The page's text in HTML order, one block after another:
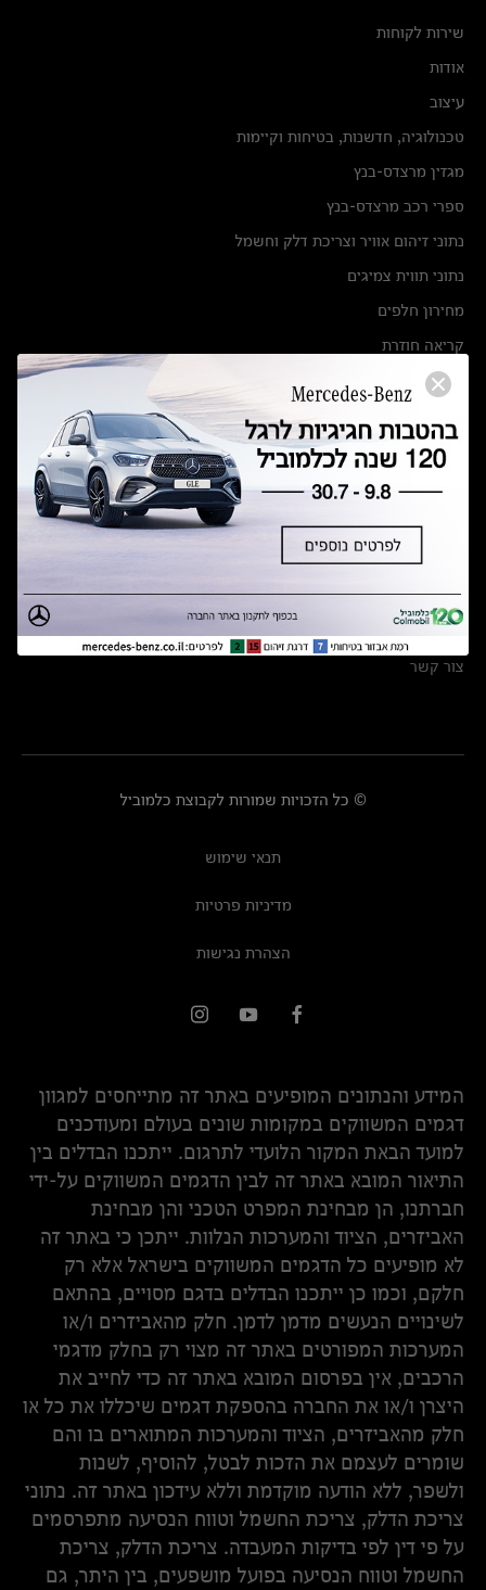
שירות לקוחות
אודות
עיצוב
טכנולוגיה, חדשנות, בטיחות וקיימות
מגזין מרצדס-בנץ
ספרי רכב מרצדס-בנץ
נתוני זיהום אוויר וצריכת דלק וחשמל
נתוני תווית צמיגים
מחירון חלפים
קריאה חוזרת
הודעה על הטבות לרכבי מרצדס בהסדר פשרה בתצ 56447-02-19
תקנון ימי מכירות 120 לכלמוביל
מצאו אותנו
אולמות תצוגה
מרכזי שירות
צור קשר
© כל הזכויות שמורות לקבוצת כלמוביל
תנאי שימוש
מדיניות פרטיות
הצהרת נגישות
המידע והנתונים המופיעים באתר זה מתייחסים למגוון
דגמים המשווקים במקומות שונים בעולם ומעודכנים
למועד הבאת המקור הלועדי לתרגום. ייתכנו הבדלים בין
התיאור המובא באתר זה לבין הדגמים המשווקים על-ידי
חברתנו, הן מבחינת המפרט הטכני והן מבחינת
האביזרים, הציוד והמערכות הנלוות. ייתכן כי באתר זה
לא מופיעים כל הדגמים המשווקים בישראל אלא רק
חלקם, וכמו כן ייתכנו הבדלים בדגם מסויים, בהתאם
לשינויים הנעשים מדמן לדמן. חלק מהאביזרים ו/או
המערכות המפורטים באתר זה מצוי רק בחלק מדגמי
הרכבים, אין בפרסום המובא באתר זה כדי לחייב את
היצרן ו/או את החברה בהספקת דגמים שיכללו את כל או
חלק מהאביזרים, הציוד והמערכות המתוארים בו והם
שומרים לעצמם את הזכות לבטל, להוסיף, לשנות
ולשפר, ללא הודעה מוקדמת וללא עידכון באתר זה. נתוני
צריכת הדלק, צריכת החשמל וטווח הנסיעה מתפרסמים
על פי דין לפי בדיקות המעבדה. צריכת הדלק, צריכת
החשמל וטווח הנסיעה בפועל מושפעים, בין היתר, גם